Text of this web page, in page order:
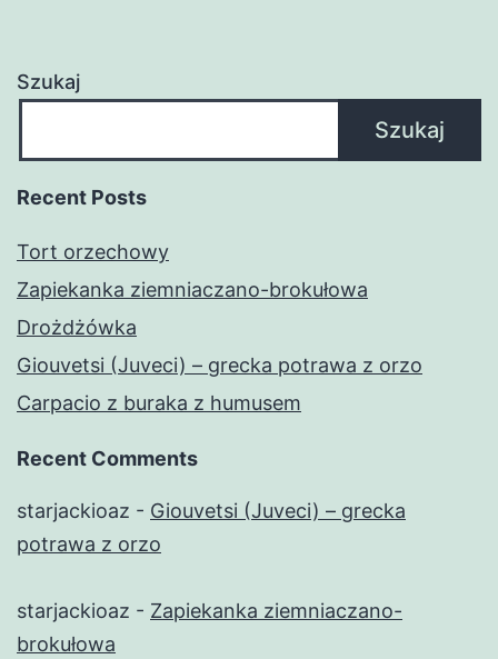
Szukaj
Szukaj
Recent Posts
Tort orzechowy
Zapiekanka ziemniaczano-brokułowa
Drożdżówka
Giouvetsi (Juveci) – grecka potrawa z orzo
Carpacio z buraka z humusem
Recent Comments
starjackioaz - Giouvetsi (Juveci) – grecka
potrawa z orzo
starjackioaz - Zapiekanka ziemniaczano-
brokułowa